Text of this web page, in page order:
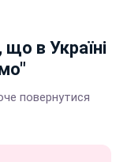
в Україні
повернутися